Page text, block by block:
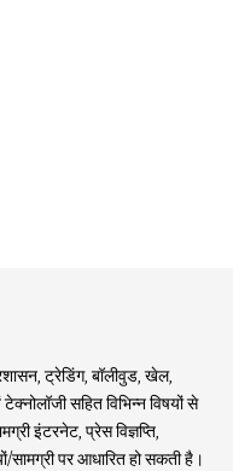
ट्रेडिंग, बॉलीवुड, खेल,
सहित विभिन्न विषयों से
इंटरनेट, प्रेस विज्ञप्ति,
सामग्री पर आधारित हो सकती है।